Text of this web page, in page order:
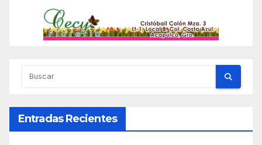
Entradas Recientes